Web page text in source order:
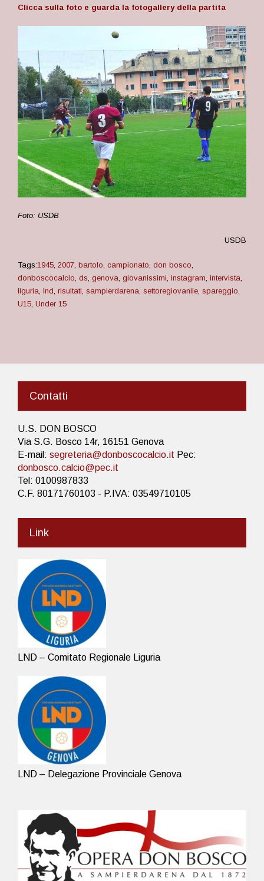
Clicca sulla foto e guarda la fotogallery della partita
Foto: USDB
USDB
Tags:1945, 2007, bartolo, campionato, don bosco,
donboscocalcio, ds, genova, giovanissimi, instagram, intervista,
liguria, lnd, risultati, sampierdarena, settoregiovanile, spareggio,
U15, Under 15
Contatti
U.S. DON BOSCO
Via S.G. Bosco 14r, 16151 Genova
E-mail: segreteria@donboscocalcio.it Pec:
donbosco.calcio@pec.it
Tel: 0100987833
C.F. 80171760103 - P.IVA: 03549710105
Link
LND – Comitato Regionale Liguria
LND – Delegazione Provinciale Genova